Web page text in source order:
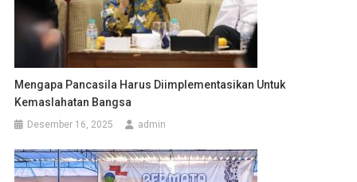
Mengapa Pancasila Harus Diimplementasikan Untuk
Kemaslahatan Bangsa
Desember 16, 2025 admin